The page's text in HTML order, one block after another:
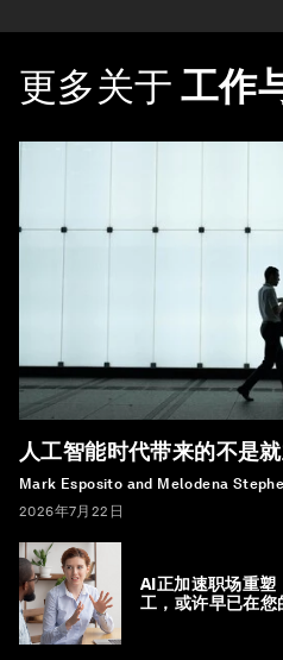
更多关于 工作
人工智能时代带来的不是
Mark Esposito and Melodena
2026年7月22日
AI正加速职场重塑
工，或许早已在您